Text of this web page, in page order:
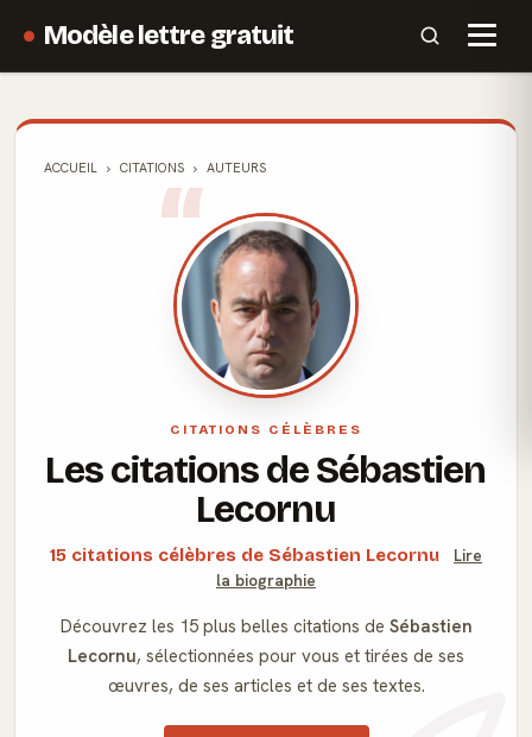
Modèle lettre gratuit
ACCUEIL CITATIONS AUTEURS
CITATIONS CÉLÈBRES
Les citations de Sébastien
Lecornu
15 citations célèbres de Sébastien Lecornu
Lire
la biographie
Découvrez les 15 plus belles citations de Sébastien
Lecornu, sélectionnées pour vous et tirées de ses
œuvres, de ses articles et de ses textes.